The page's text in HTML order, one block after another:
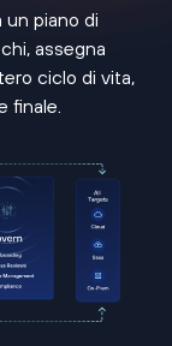
un piano di
assegna
ciclo di vita,
finale.